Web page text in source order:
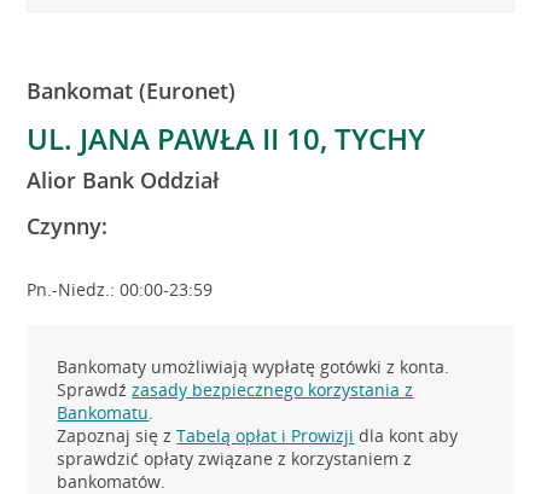
Bankomat (Euronet)
UL. JANA PAWŁA II 10, TYCHY
Alior Bank Oddział
Czynny:
Pn.-Niedz.: 00:00-23:59
Bankomaty umożliwiają wypłatę gotówki z konta.
Sprawdźzasady bezpiecznego korzystania z
Bankomatu.
Zapoznaj się zTabelą opłat i Prowizji dla kont aby
sprawdzić opłaty związane z korzystaniem z
bankomatów.